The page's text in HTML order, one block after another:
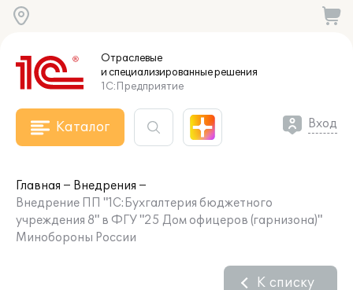
Отраслевые
и специализированныерешения
1С:Предприятие
Каталог Вход
Главная
Внедрения
Внедрение ПП "1С:Бухгалтерия бюджетного
учреждения 8" в ФГУ "25 Дом офицеров (гарнизона)"
Минобороны России
К списку